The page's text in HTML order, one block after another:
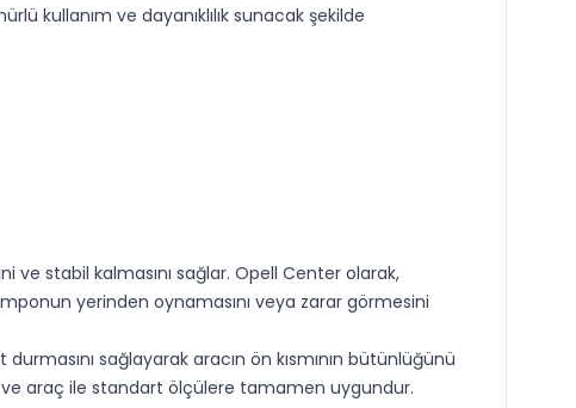
kullanım ve dayanıklılık sunacak şekilde
ve stabil kalmasını sağlar. Opell Center olarak,
yerinden oynamasını veya zarar görmesini
sağlayarak aracın ön kısmının bütünlüğünü
ve araç ile standart ölçülere tamamen uygundur.